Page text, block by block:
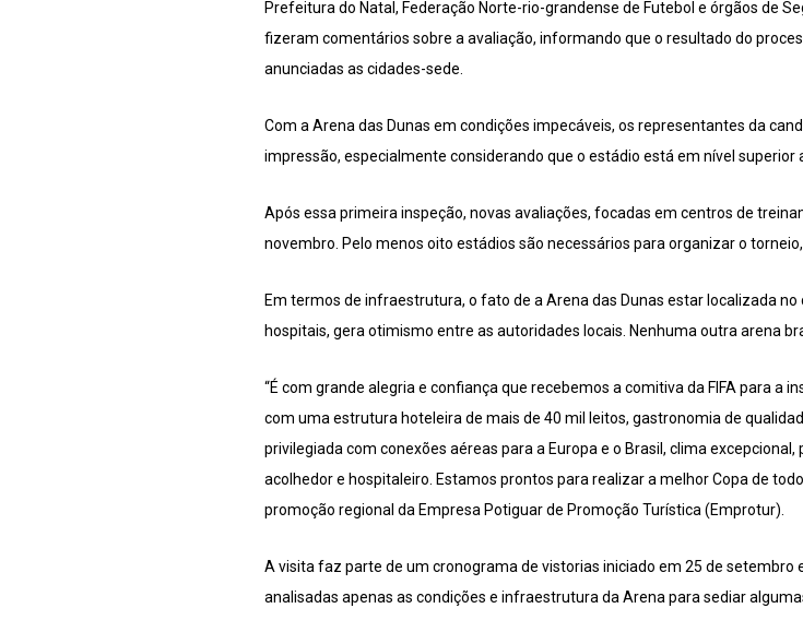
Prefeitura do Natal, Federação Norte-rio-grandense de Futebol e órgãos de
fizeram comentários sobre a avaliação, informando que o resultado do
anunciadas as cidades-sede.
Com a Arena das Dunas em condições impecáveis, os representantes da
impressão, especialmente considerando que o estádio está em nível superior
Após essa primeira inspeção, novas avaliações, focadas em centros de
novembro. Pelo menos oito estádios são necessários para organizar o
Em termos de infraestrutura, o fato de a Arena das Dunas estar localizada
hospitais, gera otimismo entre as autoridades locais. Nenhuma outra arena
“É com grande alegria e confiança que recebemos a comitiva da FIFA para a
com uma estrutura hoteleira de mais de 40 mil leitos, gastronomia de
privilegiada com conexões aéreas para a Europa e o Brasil, clima
acolhedor e hospitaleiro. Estamos prontos para realizar a melhor Copa de
promoção regional da Empresa Potiguar de Promoção Turística (Emprotur).
A visita faz parte de um cronograma de vistorias iniciado em 25 de setembro
analisadas apenas as condições e infraestrutura da Arena para sediar